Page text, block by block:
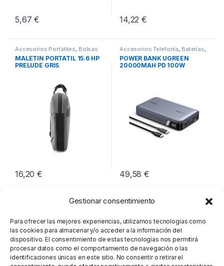
Gestionar consentimiento
Para ofrecer las mejores experiencias, utilizamos tecnologías como
las cookies para almacenar y/o acceder a la información del
dispositivo. El consentimiento de estas tecnologías nos permitirá
procesar datos como el comportamiento de navegación o las
identificaciones únicas en este sitio. No consentir o retirar el
5,67€ 14,22€
Accesorios Portátiles, Bolsas
Transporte Portátiles, Movilidad
MALETIN PORTATIL 15.6 HP
PRELUDE GRIS
16,20€
Accesorios Telefonía, Baterías,
Movilidad
POWER BANK UGREEN
20000MAH PD 100W
49,58€